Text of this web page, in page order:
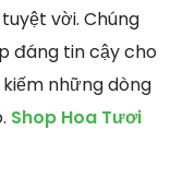
vời. Chúng
đáng tin cậy cho
những dòng
Shop Hoa Tươi